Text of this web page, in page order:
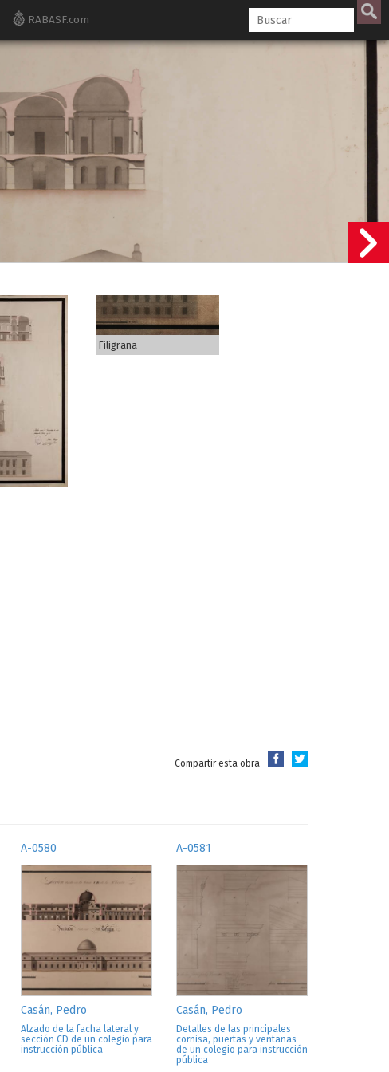
RABASF.com
Filigrana
Compartir esta obra
A-0580
Casán, Pedro
Alzado de la facha lateral y
sección CD de un colegio para
instrucción pública
A-0581
Casán, Pedro
Detalles de las principales
cornisa, puertas y ventanas
de un colegio para instrucción
pública